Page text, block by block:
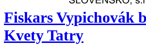
Fiskars Vypichovák
Kvety Tatry